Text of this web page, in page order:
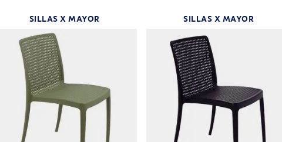
SILLAS X MAYOR SILLAS X MAYOR